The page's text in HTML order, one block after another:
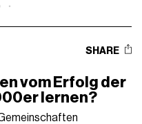
SHARE
vom Erfolg der
lernen?